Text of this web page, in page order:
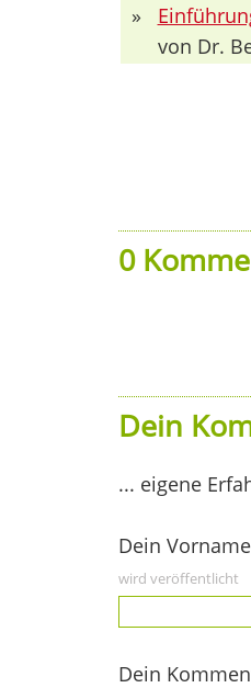
»
von Dr.
0
Dein
... eigene
Dein
wird veröffentlicht
Dein